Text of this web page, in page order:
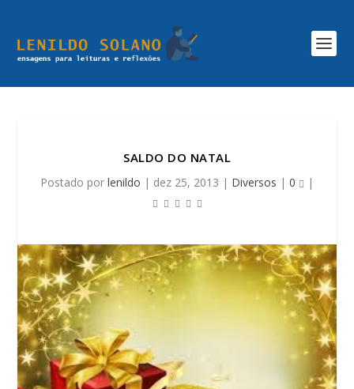
SALDO DO NATAL
Postado por lenildo | dez 25, 2013 | Diversos | 0 |